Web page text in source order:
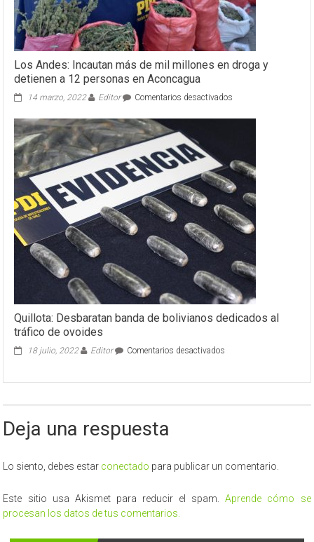
Los Andes: Incautan más de mil millones en droga y
detienen a 12 personas en Aconcagua
14 marzo, 2022 Editor Comentarios desactivados
Andes:
de
mil
millones
droga
y
detienen
12
personas
en
Aconcagua
Quillota: Desbaratan banda de bolivianos dedicados al
tráfico de ovoides
18 julio, 2022 Editor Comentarios desactivados
de
Deja una respuesta
Lo siento, debes estar conectado para publicar un comentario.
Este sitio usa Akismet para reducir el spam.Aprende cómo se
procesan los datos de tus comentarios.